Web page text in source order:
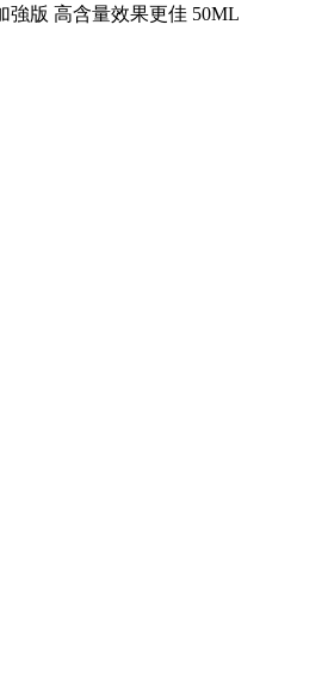
強版 高含量效果更佳 50ML